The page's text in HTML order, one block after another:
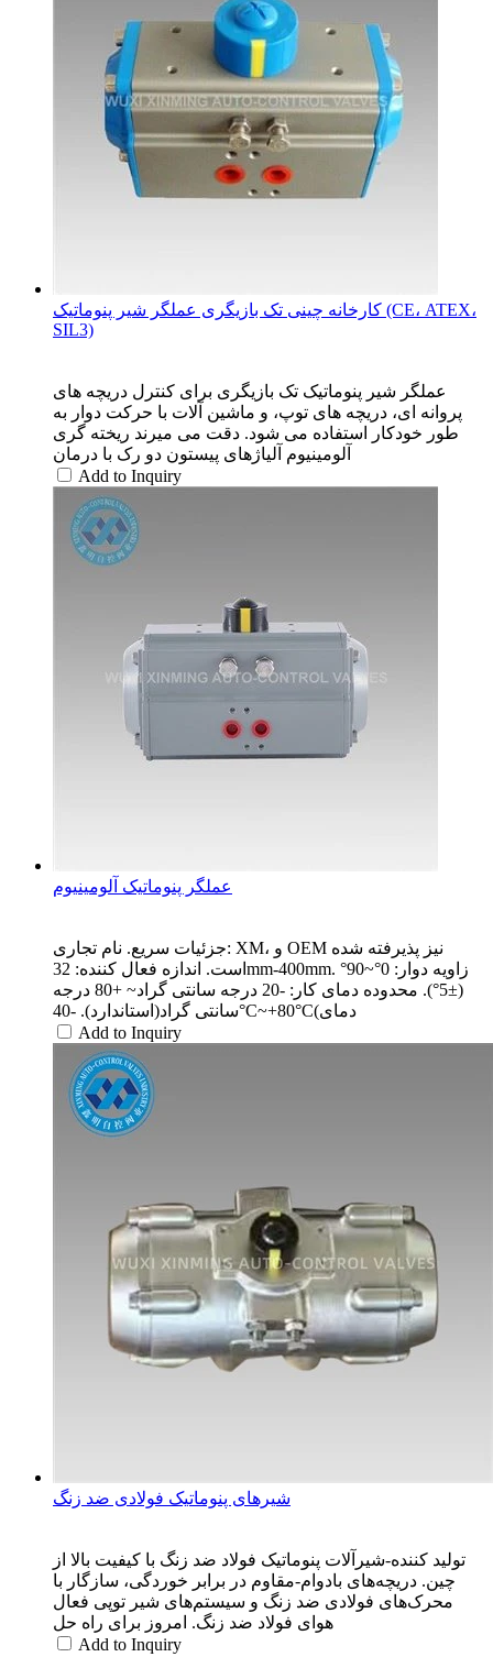
کارخانه چینی تک بازیگری عملگر شیر پنوماتیک (CE، ATEX،
SIL3)
عملگر شیر پنوماتیک تک بازیگری برای کنترل دریچه های
پروانه ای، دریچه های توپ، و ماشین آلات با حرکت دوار به
طور خودکار استفاده می شود. دقت می میرند ریخته گری
آلومینیوم آلیاژهای پیستون دو رک با درمان
Add to Inquiry
عملگر پنوماتیک آلومینیوم
جزئیات سریع. نام تجاری: XM، و OEM نیز پذیرفته شده
است. اندازه فعال کننده: 32mm-400mm. زاویه دوار: 0°~90°
(±5°). محدوده دمای کار: -20 درجه سانتی گراد~ +80 درجه
سانتی گراد(استاندارد). -40°C~+80°C(دمای
Add to Inquiry
شیرهای پنوماتیک فولادی ضد زنگ
تولید کننده-شیرآلات پنوماتیک فولاد ضد زنگ با کیفیت بالا از
چین. دریچه‌های بادوام-مقاوم در برابر خوردگی، سازگار با
محرک‌های فولادی ضد زنگ و سیستم‌های شیر توپی فعال
هوای فولاد ضد زنگ. امروز برای راه حل
Add to Inquiry